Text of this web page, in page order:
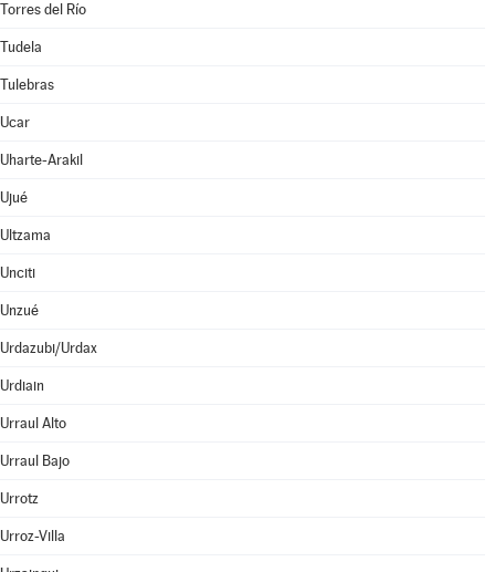
Torres del Río
Tudela
Tulebras
Ucar
Uharte-Arakil
Ujué
Ultzama
Unciti
Unzué
Urdazubi/Urdax
Urdiain
Urraul Alto
Urraul Bajo
Urrotz
Urroz-Villa